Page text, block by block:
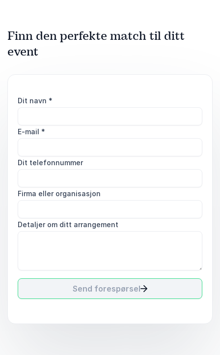
Finn den perfekte match til ditt
event
Dit navn *
E-mail *
Dit telefonnummer
Firma eller organisasjon
Detaljer om ditt arrangement
Send forespørsel